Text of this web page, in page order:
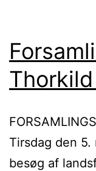
Tirsdag den
besøg af